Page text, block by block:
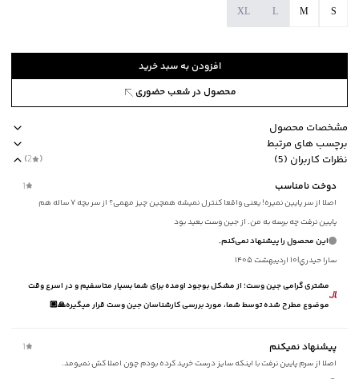
S
M
L
XL
افزودن به سبد خرید
محصول در شعب حضوری
مشخصات محصول
کد محصول:
آستین:حلقه‌ای
:
نوع شستشو
نحوه شستشو:به صورت مجزا یا با رنگ‌های مشابه
ماکزیمم دمای شستشو:30 درجه سانتی‌گراد
مناسب برای فصول
سایر توضیحات:برش باز در کناره‌های تاپ
برچسب های مرتبط
نظرات کاربران (5) (
2
)
دوخت نامناسب
1
اصلا از سر پایین نمیره! یعنی واقعا کنترل نمیشه همچین چیز مهمی؟ از سر بچه ۷ ساله هم
پایین نرفت چه برسه به من. از جین وست بعید بود
این محصول را پیشنهاد نمی‌کنم.
سارا حيدري|۱۰ اردیبهشت ۱۴۰۵
مشتری گرامی جین وست؛ از مشکل بوجود اومده برای شما بسیار متاسفیم و در اسرع وقت
موضوع مطرح شده توسط شما، مورد بررسی کارشناسان جین وست قرار میگیره🙏🏼
پیشنهاد نمیکنم 1
اصلا از سرم پایین نرفت با اینکه سایز درست خرید کرده بودم چون اصلا کش نمیومد.